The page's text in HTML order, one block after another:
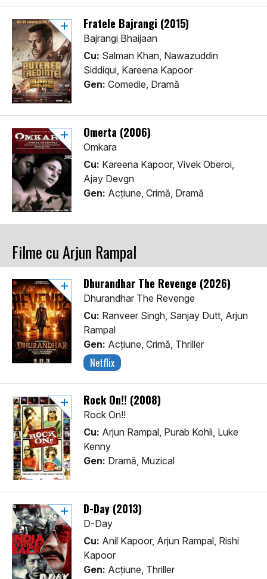
Fratele Bajrangi (2015)
Bajrangi Bhaijaan
Cu: Salman Khan, Nawazuddin
Siddiqui, Kareena Kapoor
Gen: Comedie, Dramă
Omerta (2006)
Omkara
Cu: Kareena Kapoor, Vivek Oberoi,
Ajay Devgn
Gen: Acţiune, Crimă, Dramă
Filme cu Arjun Rampal
Dhurandhar The Revenge (2026)
Dhurandhar The Revenge
Cu: Ranveer Singh, Sanjay Dutt, Arjun
Rampal
Gen: Acţiune, Crimă, Thriller
Netflix
Rock On!! (2008)
Rock On!!
Cu: Arjun Rampal, Purab Kohli, Luke
Kenny
Gen: Dramă, Muzical
D-Day (2013)
D-Day
Cu: Anil Kapoor, Arjun Rampal, Rishi
Kapoor
Gen: Acţiune, Thriller